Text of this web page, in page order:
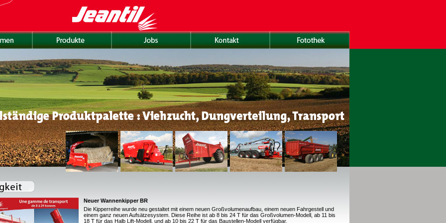
Neuer Wannenkipper BR
Die Kipperreihe wurde neu gestaltet mit einem neuen Großvolumenaufbau, einem neuen Fahrgestell und
einem ganz neuen Aufsätzesystem. Diese Reihe ist ab 8 bis 24 T für das Großvolumen-Modell, ab 11 bis
18 T für das Halb Lift-Modell, und ab 10 bis 22 T für das Baustellen-Modell verfügbar.